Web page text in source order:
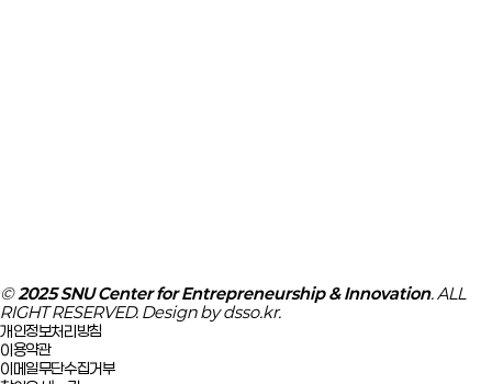
©2025 SNU Center for Entrepreneurship & Innovation. ALL
RIGHT RESERVED. Design bydsso.kr.
개인정보처리방침
이용약관
이메일무단수집거부